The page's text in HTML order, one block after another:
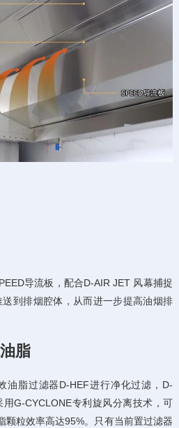
导流板，配合D-AIR JET 风幕捕捉
到排烟腔体，从而进一步提高油烟排
脂
油脂过滤器D-HEF进行净化过滤，D-
G-CYCLONE专利旋风分离技术，可
颗粒效率高达95%。只有当前置过滤器